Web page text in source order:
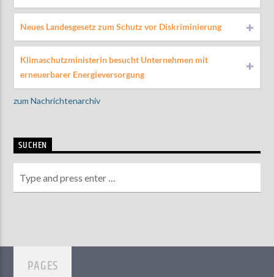
Neues Landesgesetz zum Schutz vor Diskriminierung
Klimaschutzministerin besucht Unternehmen mit
erneuerbarer Energieversorgung
zum Nachrichtenarchiv
SUCHEN
PAGES